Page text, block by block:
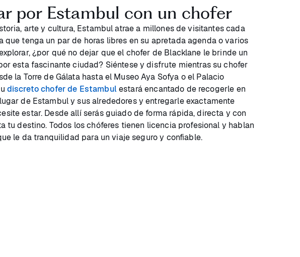
por Estambul con un chofer
arte y cultura, Estambul atrae a millones de visitantes cada
que tenga un par de horas libres en su apretada agenda o varios
¿por qué no dejar que el chofer de Blacklane le brinde un
esta fascinante ciudad? Siéntese y disfrute mientras su chofer
la Torre de Gálata hasta el Museo Aya Sofya o el Palacio
discreto chofer de Estambulestará encantado de recogerle en
de Estambul y sus alrededores y entregarle exactamente
estar. Desde allí serás guiado de forma rápida, directa y con
tu destino. Todos los chóferes tienen licencia profesional y hablan
le da tranquilidad para un viaje seguro y confiable.